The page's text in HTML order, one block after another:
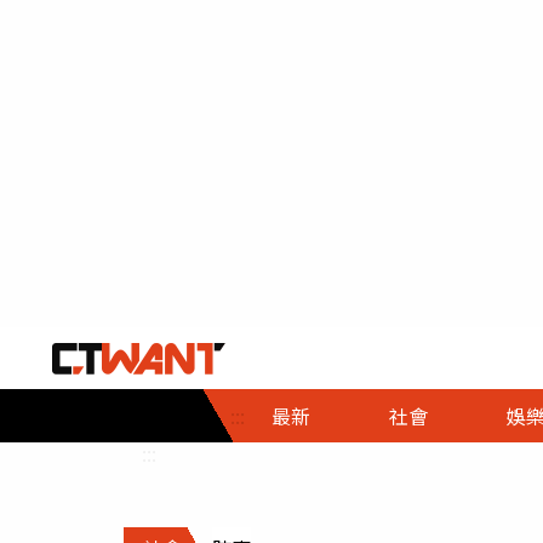
::: 最新 社會
社會首頁
時事
調查
娛樂
娛樂首頁
即時
財經首頁
熱線
政